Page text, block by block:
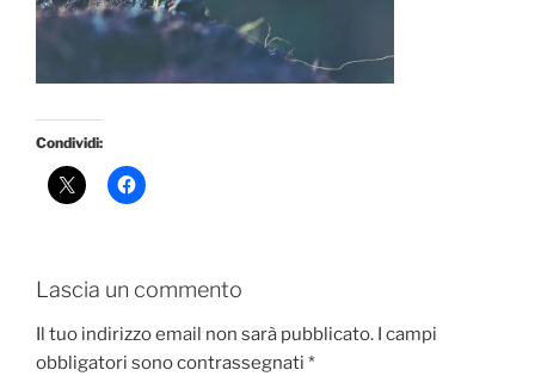
Condividi:
Lascia un commento
Il tuo indirizzo email non sarà pubblicato. I campi
obbligatori sono contrassegnati *